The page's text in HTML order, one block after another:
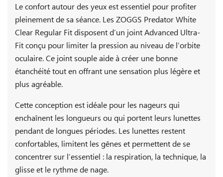
Le confort autour des yeux est essentiel pour profiter
pleinement de sa séance. Les ZOGGS Predator White
Clear Regular Fit disposent d’un joint Advanced Ultra-
Fit conçu pour limiter la pression au niveau de l’orbite
oculaire. Ce joint souple aide à créer une bonne
étanchéité tout en offrant une sensation plus légère et
plus agréable.
Cette conception est idéale pour les nageurs qui
enchaînent les longueurs ou qui portent leurs lunettes
pendant de longues périodes. Les lunettes restent
confortables, limitent les gênes et permettent de se
concentrer sur l’essentiel : la respiration, la technique, la
glisse et le rythme de nage.